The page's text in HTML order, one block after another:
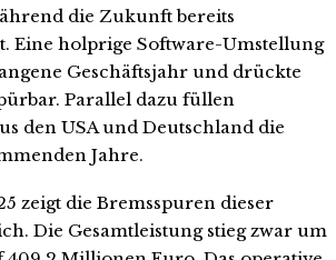
die Zukunft bereits
Eine holprige Software-Umstellung
Geschäftsjahr und drückte
Parallel dazu füllen
den USA und Deutschland die
Jahre.
zeigt die Bremsspuren dieser
Die Gesamtleistung stieg zwar um